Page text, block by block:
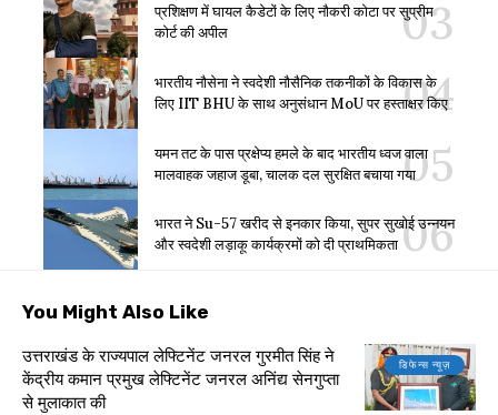
प्रशिक्षण में घायल कैडेटों के लिए नौकरी कोटा पर सुप्रीम
कोर्ट की अपील
भारतीय नौसेना ने स्वदेशी नौसैनिक तकनीकों के विकास के
लिए IIT BHU के साथ अनुसंधान MoU पर हस्ताक्षर किए
यमन तट के पास प्रक्षेप्य हमले के बाद भारतीय ध्वज वाला
मालवाहक जहाज डूबा, चालक दल सुरक्षित बचाया गया
भारत ने Su-57 खरीद से इनकार किया, सुपर सुखोई उन्नयन
और स्वदेशी लड़ाकू कार्यक्रमों को दी प्राथमिकता
You Might Also Like
डिफेन्स न्यूज़
उत्तराखंड के राज्यपाल लेफ्टिनेंट जनरल गुरमीत सिंह ने
केंद्रीय कमान प्रमुख लेफ्टिनेंट जनरल अनिंद्य सेनगुप्ता
से मुलाकात की